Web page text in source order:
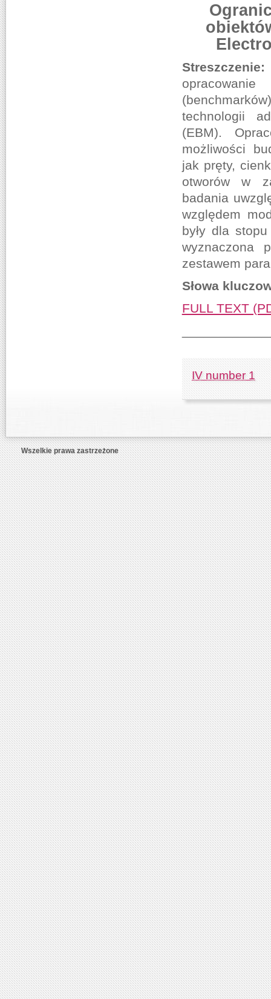
technologii
(EBM).
możliwości
jak pręty,
otworów w
badania
względem
były dla
wyznaczona
zestawem
Słowa
FULL TEXT
IV number 1
Wszelkie prawa zastrzeżone